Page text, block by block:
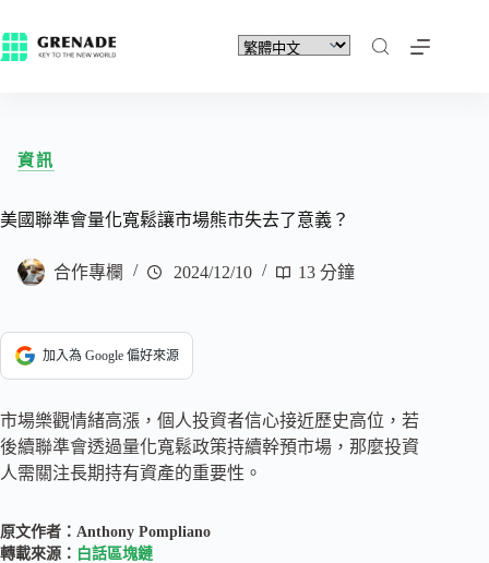
資訊
美國聯準會量化寬鬆讓市場熊市失去了意義？
合作專欄 2024/12/10 13 分鐘
加入為 Google 偏好來源
市場樂觀情緒高漲，個人投資者信心接近歷史高位，若
後續聯準會透過量化寬鬆政策持續幹預市場，那麼投資
人需關注長期持有資產的重要性。
原文作者：Anthony Pompliano
轉載來源： 白話區塊鏈